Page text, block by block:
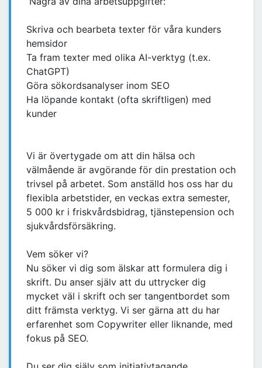
Skriva och bearbeta texter för våra kunders
hemsidor
Ta fram texter med olika AI-verktyg (t.ex.
ChatGPT)
Göra sökordsanalyser inom SEO
Ha löpande kontakt (ofta skriftligen) med
kunder
Vi är övertygade om att din hälsa och
välmående är avgörande för din prestation och
trivsel på arbetet. Som anställd hos oss har du
flexibla arbetstider, en veckas extra semester,
5 000 kr i friskvårdsbidrag, tjänstepension och
sjukvårdsförsäkring.
Vem söker vi?
Nu söker vi dig som älskar att formulera dig i
skrift. Du anser själv att du uttrycker dig
mycket väl i skrift och ser tangentbordet som
ditt främsta verktyg. Vi ser gärna att du har
erfarenhet som Copywriter eller liknande, med
fokus på SEO.